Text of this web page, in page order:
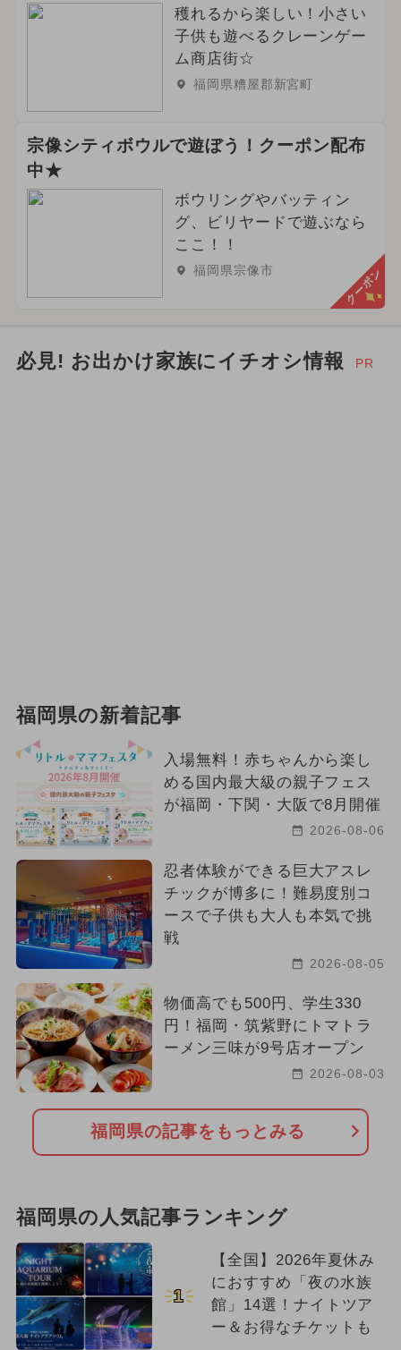
夏休み（日帰り）
ご当地グルメ・限定メニュー
2026年9月のイベント アート
穫れるから楽しい！小さい
子供も遊べるクレーンゲー
ム商店街☆
福岡県糟屋郡新宮町
宗像シティボウルで遊ぼう！クーポン配布
中★
ボウリングやバッティン
グ、ビリヤードで遊ぶなら
ここ！！
福岡県宗像市 クーポン
必見! お出かけ家族にイチオシ情報 PR
福岡県の新着記事
入場無料！赤ちゃんから楽し
める国内最大級の親子フェス
が福岡・下関・大阪で8月開催
2026-08-06
忍者体験ができる巨大アスレ
チックが博多に！難易度別コ
ースで子供も大人も本気で挑
戦
2026-08-05
物価高でも500円、学生330
円！福岡・筑紫野にトマトラ
ーメン三味が9号店オープン
2026-08-03
福岡県の記事をもっとみる
福岡県の人気記事ランキング
1
【全国】2026年夏休み
におすすめ「夜の水族
館」14選！ナイトツア
ー＆お得なチケットも